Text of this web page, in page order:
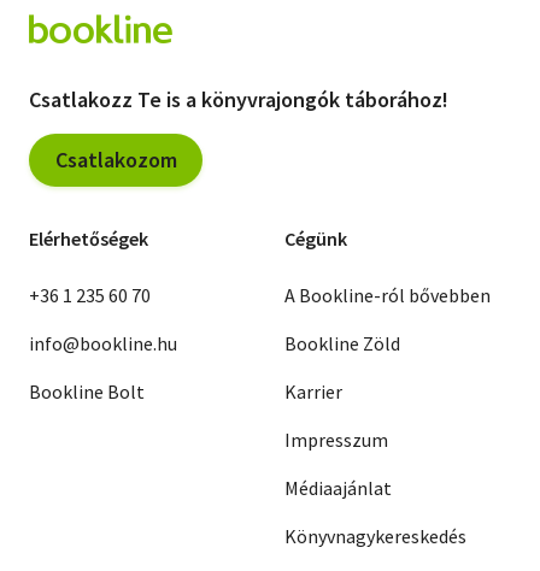
Csatlakozz Te is a könyvrajongók táborához!
Csatlakozom
Elérhetőségek
+36 1 235 60 70
info@bookline.hu
Bookline Bolt
Cégünk
A Bookline-ról bővebben
Bookline Zöld
Karrier
Impresszum
Médiaajánlat
Könyvnagykereskedés